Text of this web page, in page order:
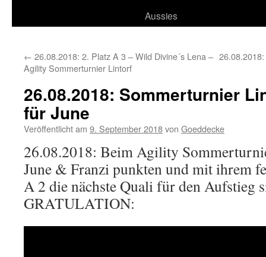
Aussies
← 26.08.2018: 2. Platz A 3 – Wild Divine´s Lena –
Agility Sommerturnier Lintorf
26.08.2018: Sommerturnier
für June
Veröffentlicht am 9. September 2018von Goeddecke
26.08.2018: Beim Agility
June & Franzi punkten und mit ihrem
A 2 die nächste Quali für den Aufstieg
GRATULATION: